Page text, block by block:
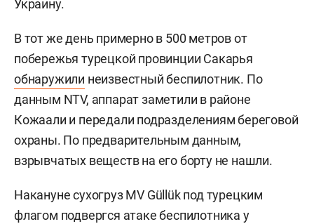
Украину.
В тот же день примерно в 500 метров от
побережья турецкой провинции Сакарья
обнаружили неизвестный беспилотник. По
данным NTV, аппарат заметили в районе
Кожаали и передали подразделениям береговой
охраны. По предварительным данным,
взрывчатых веществ на его борту не нашли.
Накануне сухогруз MV Güllük под турецким
флагом подвергся атаке беспилотника у